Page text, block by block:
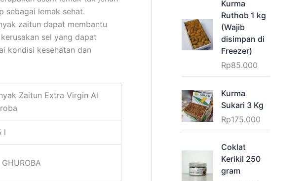
sebagai lemak sehat.
zaitun dapat membantu
sel yang dapat
kondisi kesehatan dan
Zaitun Extra Virgin Al
l
Kurma
Ruthob 1 kg
(Wajib
disimpan di
Freezer)
Rp85.000
Kurma
Sukari 3 Kg
Rp175.000
Coklat
Kerikil 250
gram